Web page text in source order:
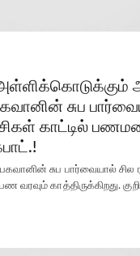
சுப
காட்டில்
சுப பார்வையால் சில
வரவும் காத்திருக்கிறது.